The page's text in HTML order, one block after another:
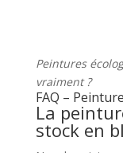
Peintures
vraiment ?
FAQ –
La
stock en